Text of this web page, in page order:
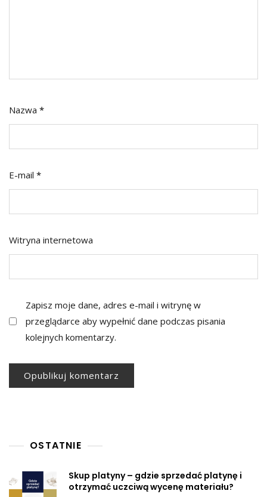
Nazwa *
E-mail *
Witryna internetowa
Zapisz moje dane, adres e-mail i witrynę w
przeglądarce aby wypełnić dane podczas pisania
kolejnych komentarzy.
OSTATNIE
Skup platyny – gdzie sprzedać platynę i
otrzymać uczciwą wycenę materiału?